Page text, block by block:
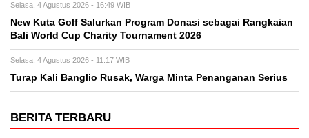
Selasa, 4 Agustus 2026 - 16:49 WIB
New Kuta Golf Salurkan Program Donasi sebagai Rangkaian
Bali World Cup Charity Tournament 2026
Selasa, 4 Agustus 2026 - 11:17 WIB
Turap Kali Banglio Rusak, Warga Minta Penanganan Serius
BERITA TERBARU